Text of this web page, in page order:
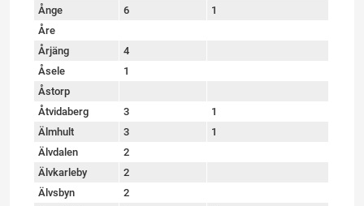
Ånge
6
1
Åre
Årjäng
4
Åsele
1
Åstorp
Åtvidaberg
3
1
Älmhult
3
1
Älvdalen
2
Älvkarleby
2
Älvsbyn
2